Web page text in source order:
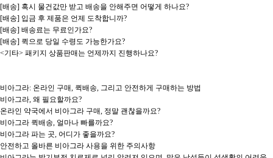
[배송] 혹시 물건값만 받고 배송을 안해주면 어떻게 하나요?
[배송] 입금 후 제품은 언제 도착합니까?
[배송] 배송료는 무료인가요?
[배송] 퀵으로 당일 수령도 가능한가요?
<기타> 패키지 상품판매는 언제까지 진행하나요?
비아그라: 온라인 구매, 퀵배송, 그리고 안전하게 구매하는 방법
비아그라, 왜 필요할까요?
온라인 약국에서 비아그라 구매, 정말 괜찮을까요?
비아그라 퀵배송, 얼마나 빠를까요?
비아그라 파는 곳, 어디가 좋을까요?
안전하고 올바른 비아그라 사용을 위한 주의사항